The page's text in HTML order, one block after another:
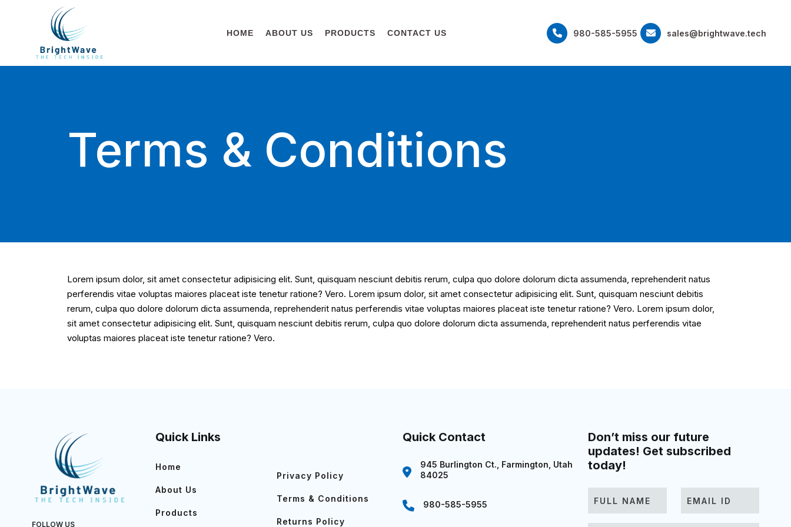
HOME ABOUT US PRODUCTS CONTACT US 980-585-5955 sales@brightwave.tech
Terms & Conditions
Lorem ipsum dolor, sit amet consectetur adipisicing elit. Sunt, quisquam nesciunt debitis rerum, culpa quo dolore dolorum dicta assumenda, reprehenderit natus
perferendis vitae voluptas maiores placeat iste tenetur ratione? Vero. Lorem ipsum dolor, sit amet consectetur adipisicing elit. Sunt, quisquam nesciunt debitis
rerum, culpa quo dolore dolorum dicta assumenda, reprehenderit natus perferendis vitae voluptas maiores placeat iste tenetur ratione? Vero. Lorem ipsum dolor,
sit amet consectetur adipisicing elit. Sunt, quisquam nesciunt debitis rerum, culpa quo dolore dolorum dicta assumenda, reprehenderit natus perferendis vitae
voluptas maiores placeat iste tenetur ratione? Vero.
FOLLOW US
Quick Links
Home
About Us
Products
Privacy Policy
Terms & Conditions
Returns Policy
Quick Contact
945 Burlington Ct., Farmington, Utah
84025
980-585-5955
Don’t miss our future
updates! Get subscribed
today!